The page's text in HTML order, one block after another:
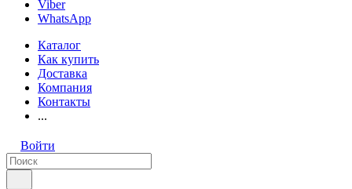
Viber
WhatsApp
Каталог
Как купить
Доставка
Компания
Контакты
...
Войти